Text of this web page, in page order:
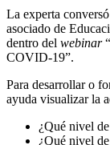
La experta
asociado de
dentro del webinar“
COVID-19”.
Para desarrollar o
ayuda visualizar la
¿Qué nivel de
¿Qué nivel de